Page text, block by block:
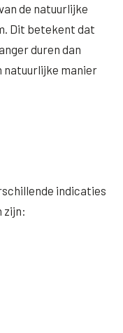
de natuurlijke
Dit betekent dat
duren dan
natuurlijke manier
indicaties
zijn: